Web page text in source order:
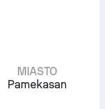
MIASTO
Pamekasan